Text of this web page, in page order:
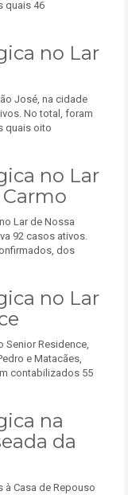
quais 46
no Lar
José, na cidade
No total, foram
quais oito
no Lar
Lar de Nossa
92 casos ativos.
dos
no Lar
Senior Residence,
e Matacães,
contabilizados 55
na
da
à Casa de Repouso